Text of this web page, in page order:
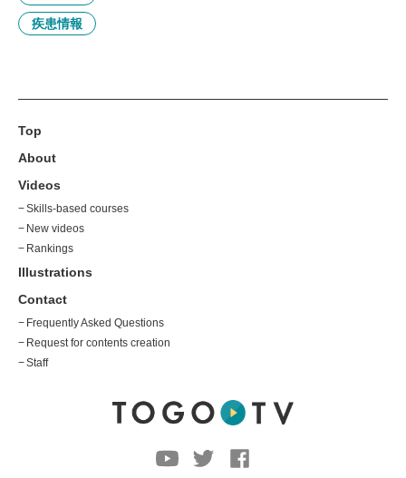
疾患情報
Top
About
Videos
Skills-based courses
New videos
Rankings
Illustrations
Contact
Frequently Asked Questions
Request for contents creation
Staff